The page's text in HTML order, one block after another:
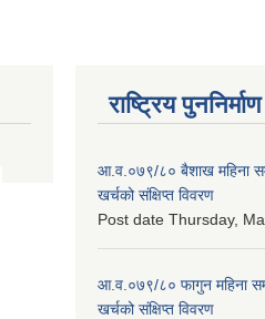
राष्ट्रिय
आ.व.०७९/८० बैशाख महिना
खर्चको संक्षिप्त विवरण
Post date Thursday,
आ.व.०७९/८० फागुन महिना
खर्चको संक्षिप्त विवरण